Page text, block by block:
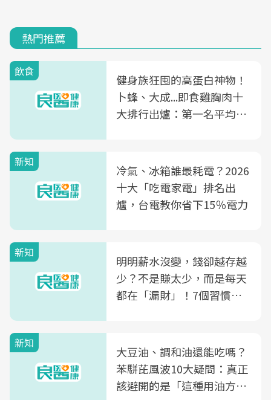
熱門推薦
飲食
健身族狂囤的高蛋白神物！
卜蜂、大成...即食雞胸肉十
大排行出爐：第一名平均一
新知
冷氣、冰箱誰最耗電？2026
十大「吃電家電」排名出
爐，台電教你省下15％電力
新知
明明薪水沒變，錢卻越存越
少？不是賺太少，而是每天
都在「漏財」！7個習慣一
新知
大豆油、調和油還能吃嗎？
苯駢芘風波10大疑問：真正
該避開的是「這種用油方